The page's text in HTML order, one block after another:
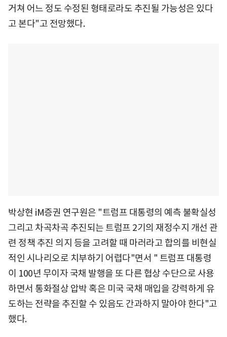
거쳐 어느 정도 수정된 형태로라도 추진될 가능성은 있다
고 본다"고 전망했다.
박상현 iM증권 연구원은 "트럼프 대통령의 예측 불확실성
그리고 차곡차곡 추진되는 트럼프 2기의 재정수지 개선 관
련 정책 추진 의지 등을 고려할 때 마러라고 합의를 비현실
적인 시나리오로 치부하기 어렵다"면서 " 트럼프 대통령
이 100년 무이자 국채 발행을 또 다른 협상 수단으로 사용
하면서 통화절상 압박 혹은 미국 국채 매입을 강력하게 유
도하는 전략을 추진할 수 있음도 간과하지 말아야 한다"고
했다.